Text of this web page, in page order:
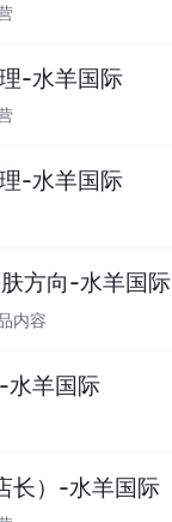
-水羊国际
-水羊国际
方向-水羊国际
内容
水羊国际
长）-水羊国际